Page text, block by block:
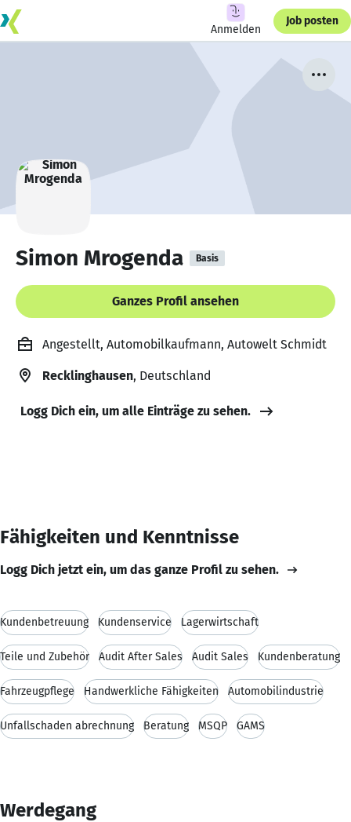
Anmelden
Job posten
Simon Mrogenda Basis
Ganzes Profil ansehen
Angestellt, Automobilkaufmann, Autowelt Schmidt
Recklinghausen, Deutschland
Logg Dich ein, um alle Einträge zu sehen.
Fähigkeiten und Kenntnisse
Logg Dich jetzt ein, um das ganze Profil zu sehen.
Kundenbetreuung Kundenservice Lagerwirtschaft
Teile und Zubehör Audit After Sales Audit Sales Kundenberatung
Fahrzeugpflege Handwerkliche Fähigkeiten Automobilindustrie
Unfallschaden abrechnung Beratung MSQP GAMS
Werdegang